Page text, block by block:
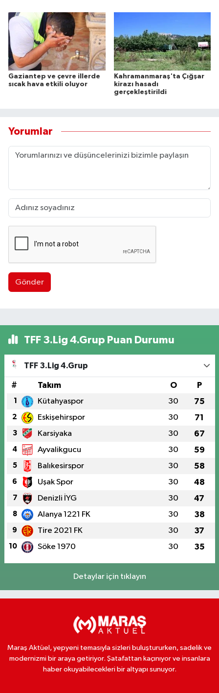
Gaziantep ve çevre illerde
sıcak hava etkili oluyor
Kahramanmaraş'ta Çığşar
kirazı hasadı
gerçekleştirildi
Yorumlar
Gönder
TFF 3.Lig 4.Grup Puan Durumu
TFF 3.Lig 4.Grup
# Takım O P
1 Kütahyaspor 30 75
2 Eskişehirspor 30 71
3 Karsiyaka 30 67
4 Ayvalikgucu 30 59
5 Balıkesirspor 30 58
6 Uşak Spor 30 48
7 Denizli İYG 30 47
8 Alanya 1221 FK 30 38
9 Tire 2021 FK 30 37
10 Söke 1970 30 35
Detaylar için tıklayın
Maraş Aktüel, yepyeni temasıyla sizleri buluştururken, sadelik ve
modernizmi bir araya getiriyor. Şatafattan kaçınıyor ve insanlara
haber okuyabilecekleri bir altyapı sunuyor.